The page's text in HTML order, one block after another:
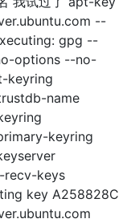
--
gpg --
options --no-
keyring
name
keyring
recv-keys
key A258828C